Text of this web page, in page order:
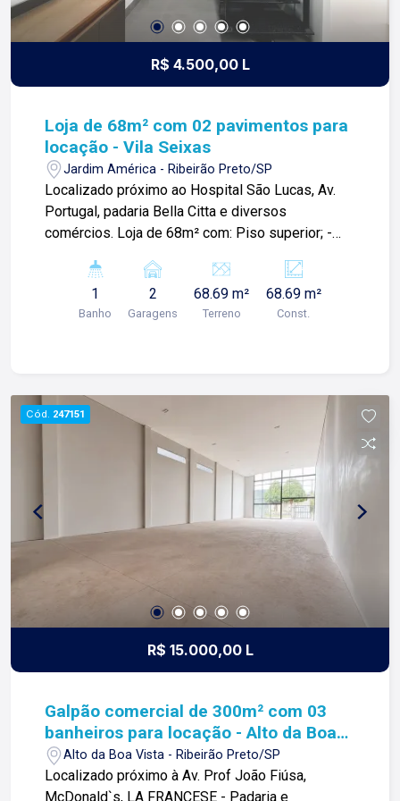
R$ 4.500,00 L
Loja de 68m² com 02 pavimentos para
locação - Vila Seixas
Jardim América - Ribeirão Preto/SP
Localizado próximo ao Hospital São Lucas, Av.
Portugal, padaria Bella Citta e diversos
comércios. Loja de 68m² com: Piso superior; -
inferior: -Recepção climatizada; -Escritório com
ar condicionado; -01 lavabo; -Hall com armários;
-02 vagas de garagem rotativas; Para mais
sentido de tudo que fazemos. Todos os dias
construímos laços fortes e indeléveis com
nossos proprietários e clientes. Somos uma
imobiliária que equilibra a tradicionalidade com o
arrojo e a força comercial da atualidade. A Lago é
sua principal imobiliária em Ribeirão Preto!
1
Banho
2
Garagens
68.69 m²
Terreno
68.69 m²
Const.
Cód. 247151
R$ 15.000,00 L
Galpão comercial de 300m² com 03
banheiros para locação - Alto da Boa
Vista
Alto da Boa Vista - Ribeirão Preto/SP
Localizado próximo à Av. Prof João Fiúsa,
McDonald`s, LA FRANCESE - Padaria e